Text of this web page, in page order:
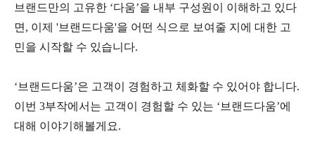
브랜드만의 고유한 ‘다움’을 내부 구성원이 이해하고 있다
면, 이제 '브랜드다움'을 어떤 식으로 보여줄 지에 대한 고
민을 시작할 수 있습니다.
‘브랜드다움’은 고객이 경험하고 체화할 수 있어야 합니다.
이번 3부작에서는 고객이 경험할 수 있는 ‘브랜드다움’에
대해 이야기해볼게요.